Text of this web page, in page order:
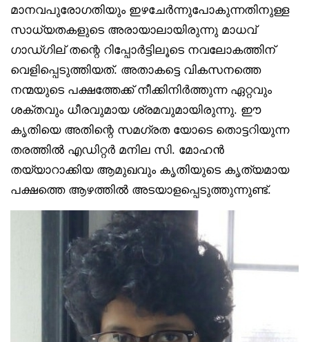
മാനവപുരോഗതിയും ഇഴചേര്‍ന്നുപോകുന്നതിനുള്ള
സാധ്യതകളുടെ അരായാലായിരുന്നു മാധവ്
ഗാഡ്ഗില് തന്റെ റിപ്പോര്‍ട്ടിലൂടെ നവലോകത്തിന്
വെളിപ്പെടുത്തിയത്. അതാകട്ടെ വികസനത്തെ
നന്മയുടെ പക്ഷത്തേക്ക് നീക്കിനിര്‍ത്തുന്ന ഏറ്റവും
ശക്തവും ധീരവുമായ ശ്രമവുമായിരുന്നു. ഈ
കൃതിയെ അതിന്റെ സമഗ്രത യോടെ തൊട്ടറിയുന്ന
തരത്തില്‍ എഡിറ്റര്‍ മനില സി. മോഹന്‍
തയ്യാറാക്കിയ ആമുഖവും കൃതിയുടെ കൃത്യമായ
പക്ഷത്തെ ആഴത്തില്‍ അടയാളപ്പെടുത്തുന്നുണ്ട്.